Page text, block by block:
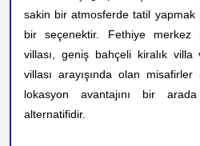
sakin bir atmosferde tatil
bir seçenektir. Fethiye
villası, geniş bahçeli kiralık
villası arayışında olan
lokasyon avantajını bir
alternatifidir.